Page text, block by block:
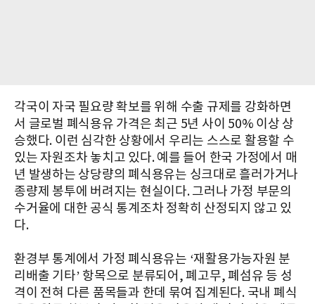
각국이 자국 필요량 확보를 위해 수출 규제를 강화하면
서 글로벌 폐식용유 가격은 최근 5년 사이 50% 이상 상
승했다. 이런 심각한 상황에서 우리는 스스로 활용할 수
있는 자원조차 놓치고 있다. 예를 들어 한국 가정에서 매
년 발생하는 상당량의 폐식용유는 싱크대로 흘러가거나
종량제 봉투에 버려지는 현실이다. 그러나 가정 부문의
수거율에 대한 공식 통계조차 정확히 산정되지 않고 있
다.
환경부 통계에서 가정 폐식용유는 ‘재활용가능자원 분
리배출 기타’ 항목으로 분류되어, 폐고무, 폐섬유 등 성
격이 전혀 다른 품목들과 한데 묶여 집계된다. 국내 폐식